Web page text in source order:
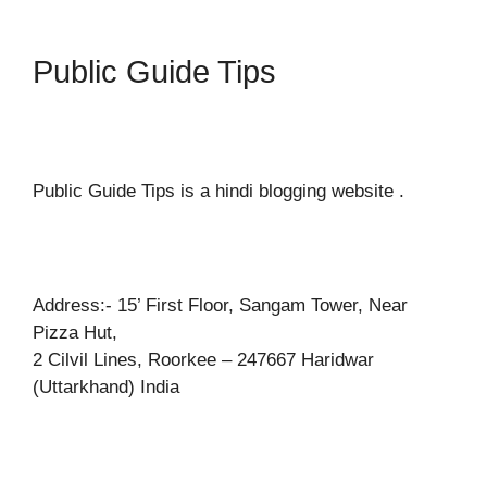
Public Guide Tips
Public Guide Tips is a hindi blogging website .
Address:- 15’ First Floor, Sangam Tower, Near
Pizza Hut,
2 Cilvil Lines, Roorkee – 247667 Haridwar
(Uttarkhand) India